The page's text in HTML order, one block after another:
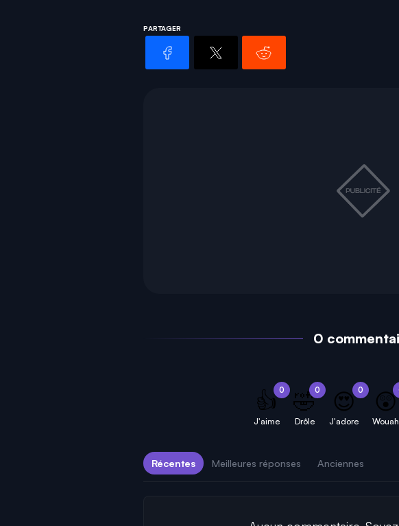
PARTAGER
0
0
👍
J'aime
0
🤣
Drôle
0
😍
J'adore
😲
Wouah
Récentes Meilleures réponses Anciennes